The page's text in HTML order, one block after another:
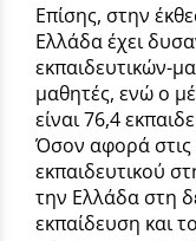
Επίσης, στην
Ελλάδα έχει
εκπαιδευτικών-
μαθητές, ενώ ο
είναι 76,4
Όσον αφορά στις
εκπαιδευτικού
την Ελλάδα στη
εκπαίδευση και